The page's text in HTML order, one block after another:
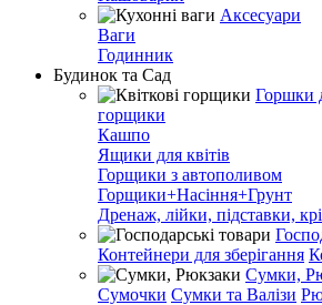
Аксесуари
Ваги
Годинник
Будинок та Сад
Горшки
горщики
Кашпо
Ящики для квітів
Горщики з автополивом
Горщики+Насіння+Грунт
Дренаж, лійки, підставки,
Контейнери для зберігання
Сумки,
Сумочки Сумки та Валізи